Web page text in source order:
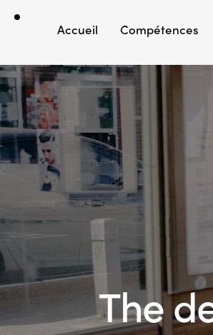
Accueil Compétences
The